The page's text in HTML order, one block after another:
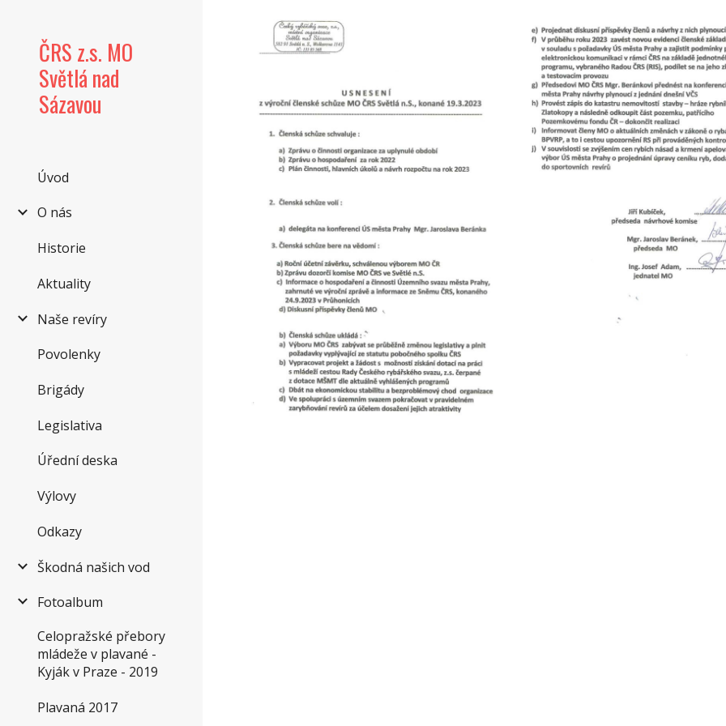
Skip to
ČRS z.s. MO
Světlá nad
Sázavou
Úvod
O nás
Historie
Aktuality
Naše revíry
Povolenky
Brigády
Legislativa
Úřední deska
Výlovy
Odkazy
Škodná našich vod
Fotoalbum
Celopražské přebory
mládeže v plavané -
Kyják v Praze - 2019
Plavaná 2017